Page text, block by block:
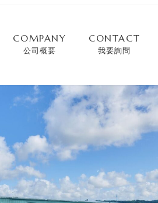
COMPANY
公司概要
CONTACT
我要詢問